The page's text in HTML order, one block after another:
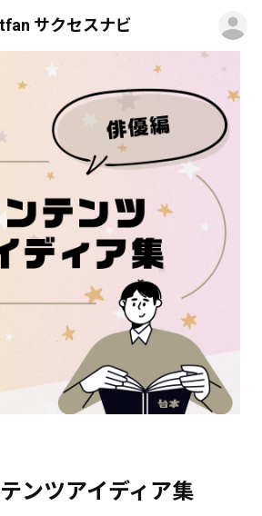
サクセスナビ
ンツアイディア集